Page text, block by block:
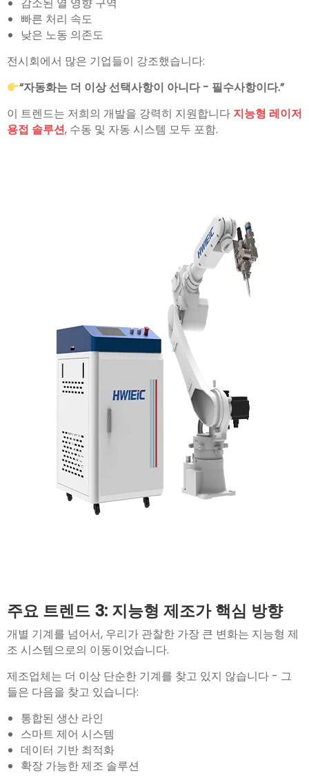
빠른 처리 속도
낮은 노동 의존도
전시회에서 많은 기업들이 강조했습니다:
“자동화는 더 이상 선택사항이 아니다 - 필수사항이다.”
이 트렌드는 저희의 개발을 강력히 지원합니다 지능형 레이저
용접 솔루션, 수동 및 자동 시스템 모두 포함.
주요 트렌드 3: 지능형 제조가 핵심 방향
개별 기계를 넘어서, 우리가 관찰한 가장 큰 변화는 지능형 제
조 시스템으로의 이동이었습니다.
제조업체는 더 이상 단순한 기계를 찾고 있지 않습니다 - 그
들은 다음을 찾고 있습니다:
통합된 생산 라인
스마트 제어 시스템
데이터 기반 최적화
확장 가능한 제조 솔루션